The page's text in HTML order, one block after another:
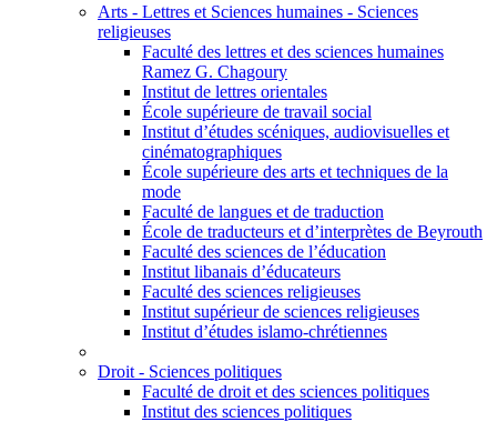
Arts - Lettres et Sciences humaines - Sciences
religieuses
Faculté des lettres et des sciences humaines
Ramez G. Chagoury
Institut de lettres orientales
École supérieure de travail social
Institut d’études scéniques, audiovisuelles et
cinématographiques
École supérieure des arts et techniques de la
mode
Faculté de langues et de traduction
École de traducteurs et d’interprètes de Beyrouth
Faculté des sciences de l’éducation
Institut libanais d’éducateurs
Faculté des sciences religieuses
Institut supérieur de sciences religieuses
Institut d’études islamo-chrétiennes
Droit - Sciences politiques
Faculté de droit et des sciences politiques
Institut des sciences politiques